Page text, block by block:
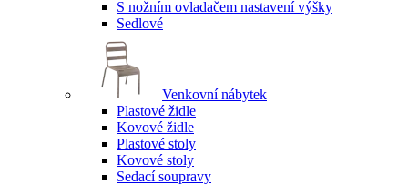
S nožním ovladačem nastavení výšky
Sedlové
Venkovní nábytek
Plastové židle
Kovové židle
Plastové stoly
Kovové stoly
Sedací soupravy